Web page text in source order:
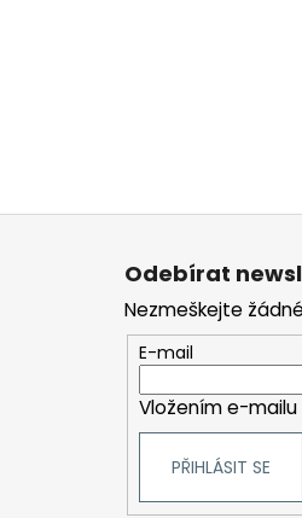
Odebírat
Nezmeškejte
E-mail
Vložením e-mailu
PŘIHLÁSIT SE